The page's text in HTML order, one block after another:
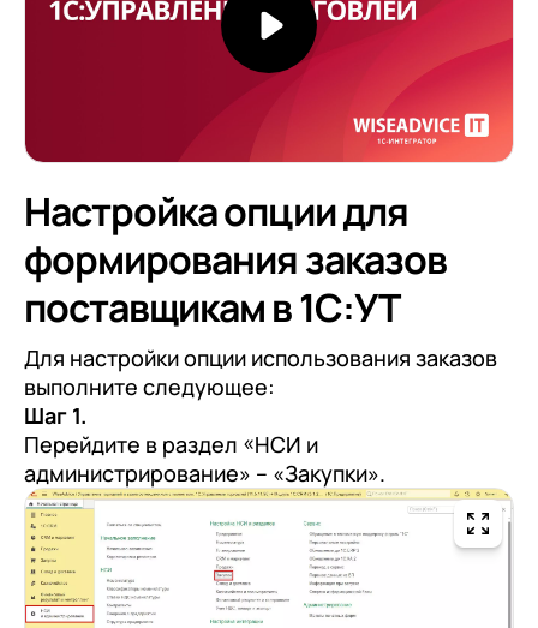
Настройка опции для
формирования заказов
поставщикам в 1С:УТ
Для настройки опции использования заказов
выполните следующее:
Шаг 1.
Перейдите в раздел «НСИ и
администрирование» – «Закупки».